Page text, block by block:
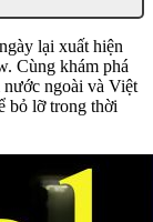
lại xuất hiện
Cùng khám phá
nước ngoài và Việt
bỏ lỡ trong thời